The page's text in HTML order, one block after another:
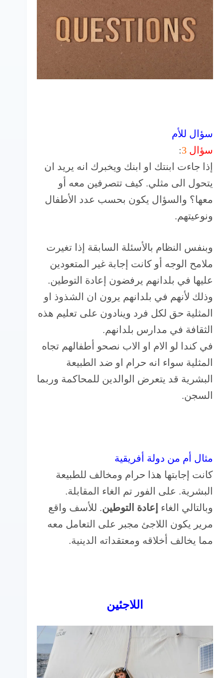
سؤال للأم
سؤال 3
:
إذا جاءت ابنتك او ابنك ويخبرك انه يريد ان
يتحول الى مثلي. كيف تتصرفين معه أو
معها؟ والسؤال يكون بحسب عدد الأطفال
ونوعيتهم.
وبنفس النظام بالأسئلة السابقة إذا تغيرت
ملامح الوجه أو كانت إجابة غير المتعودين
عليها في بلدانهم يرفضون إعادة التوطين.
وذلك لأنهم في بلدانهم يرون ان الشذوذ او
المثلية حق لكل فرد وينادون على تعليم هذه
الثقافة في مدارس بلدانهم.
في كندا لو الام او الاب نصحو أطفالهم تجاه
المثلية سواء انه حرام او ضد الطبيعة
البشرية قد يتعرض الوالدين للمحاكمة وربما
السجن.
مثال أم من دولة أفريقية
كانت إجابتها هذا حرام ومخالف للطبيعة
البشرية. على الفور تم الغاء المقابلة.
وبالتالي الغاء إعادة التوطين. للأسف واقع
مرير يكون اللاجئ مجبر على التعامل معه
مما يخالف أخلاقه ومعتقداته الدينية.
اللاجئين